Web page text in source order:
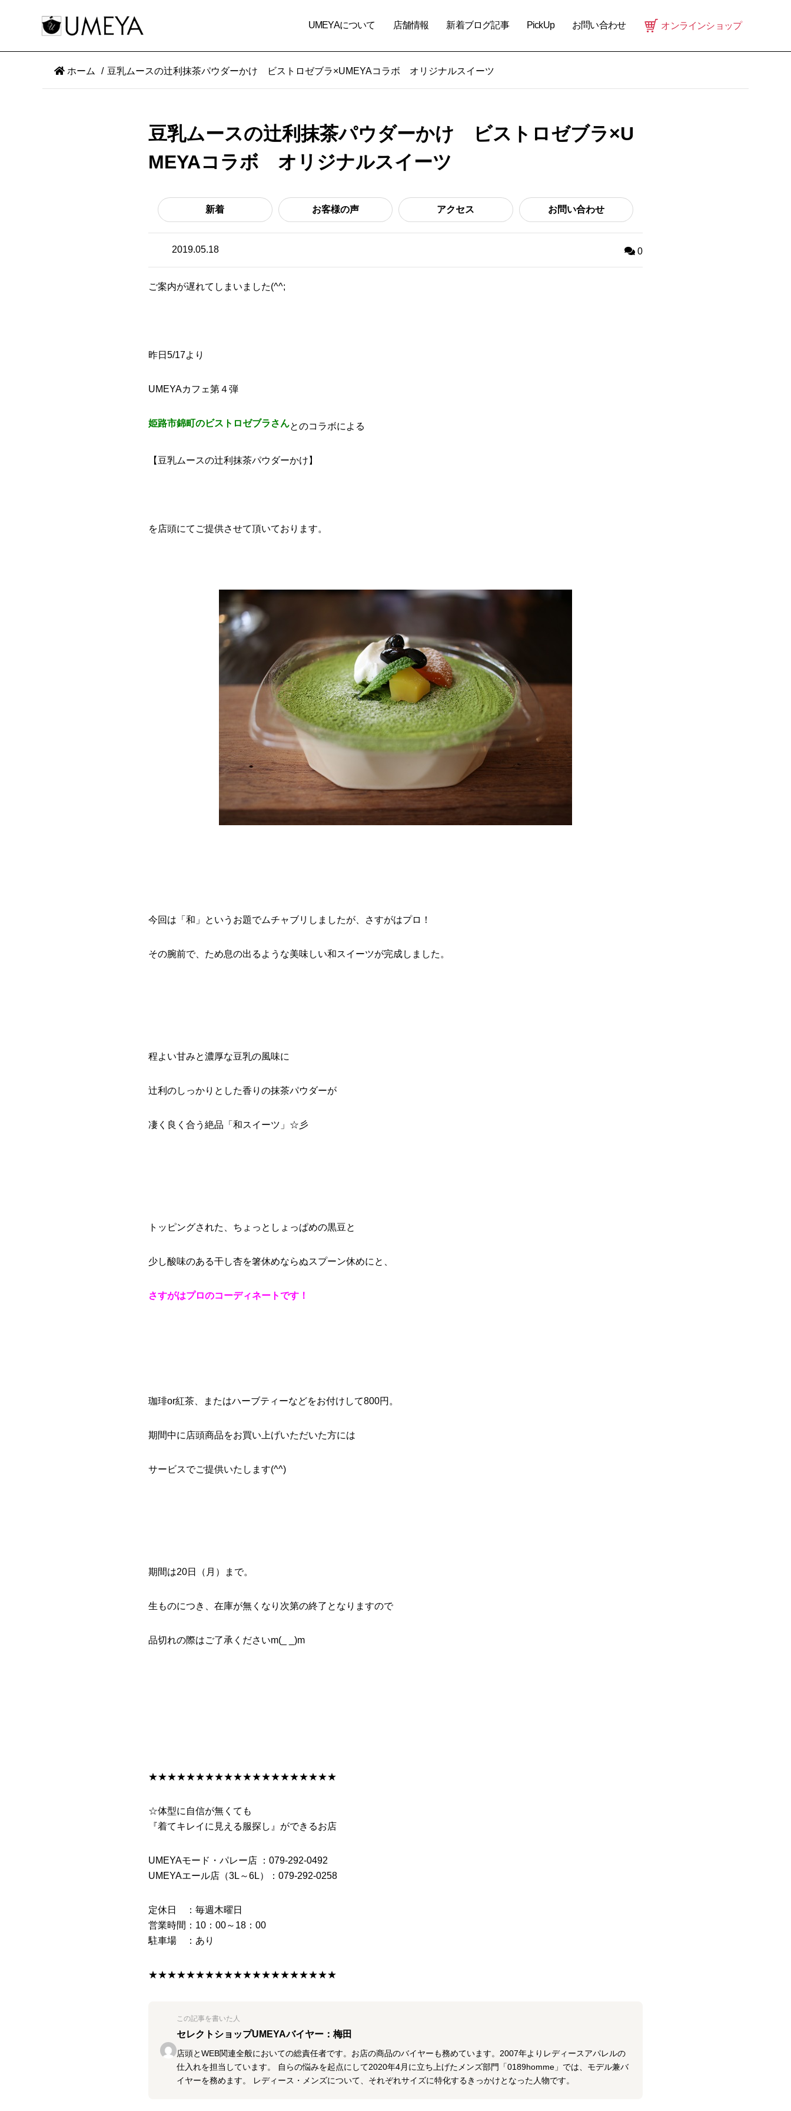
UMEYAについて 店舗情報 新着ブログ記事 PickUp お問い合わせ オンラインショップ
ホーム 豆乳ムースの辻利抹茶パウダーかけ ビストロゼブラ×UMEYAコラボ オリジナルスイーツ
豆乳ムースの辻利抹茶パウダーかけ ビストロゼブラ×U
MEYAコラボ オリジナルスイーツ
新着 お客様の声 アクセス お問い合わせ
2019.05.18 0
ご案内が遅れてしまいました(^^;
昨日5/17より
UMEYAカフェ第４弾
姫路市錦町のビストロゼブラさんとのコラボによる
【豆乳ムースの辻利抹茶パウダーかけ】
を店頭にてご提供させて頂いております。
今回は「和」というお題でムチャブリしましたが、さすがはプロ！
その腕前で、ため息の出るような美味しい和スイーツが完成しました。
程よい甘みと濃厚な豆乳の風味に
辻利のしっかりとした香りの抹茶パウダーが
凄く良く合う絶品「和スイーツ」☆彡
トッピングされた、ちょっとしょっぱめの黒豆と
少し酸味のある干し杏を箸休めならぬスプーン休めにと、
さすがはプロのコーディネートです！
珈琲or紅茶、またはハーブティーなどをお付けして800円。
期間中に店頭商品をお買い上げいただいた方には
サービスでご提供いたします(^^)
期間は20日（月）まで。
生ものにつき、在庫が無くなり次第の終了となりますので
品切れの際はご了承くださいm(_ _)m
★★★★★★★★★★★★★★★★★★★★
☆体型に自信が無くても
『着てキレイに見える服探し』ができるお店
UMEYAモード・パレー店 ：079-292-0492
UMEYAエール店（3L～6L）：079-292-0258
定休日 ：毎週木曜日
営業時間：10：00～18：00
駐車場 ：あり
★★★★★★★★★★★★★★★★★★★★
この記事を書いた人
セレクトショップUMEYAバイヤー：梅田
店頭とWEB関連全般においての総責任者です。お店の商品のバイヤーも務めています。2007年よりレディースアパレルの
仕入れを担当しています。 自らの悩みを起点にして2020年4月に立ち上げたメンズ部門「0189homme」では、モデル兼バ
イヤーを務めます。 レディース・メンズについて、それぞれサイズに特化するきっかけとなった人物です。